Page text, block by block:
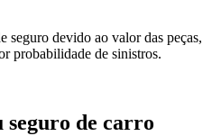
seguro devido ao valor das peças,
probabilidade de sinistros.
seguro de carro